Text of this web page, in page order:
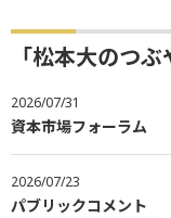
「松本大のつ
2026/07/31
資本市場フォーラム
2026/07/23
パブリックコメント